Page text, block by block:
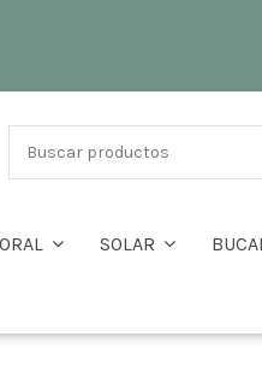
SOLAR BUCAL